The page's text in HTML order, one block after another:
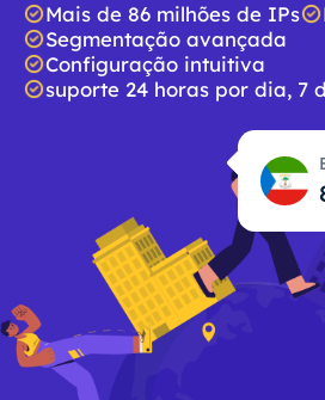
Mais de 86 milhões de IPs
Segmentação avançada
Configuração intuitiva
suporte 24 horas por dia, 7